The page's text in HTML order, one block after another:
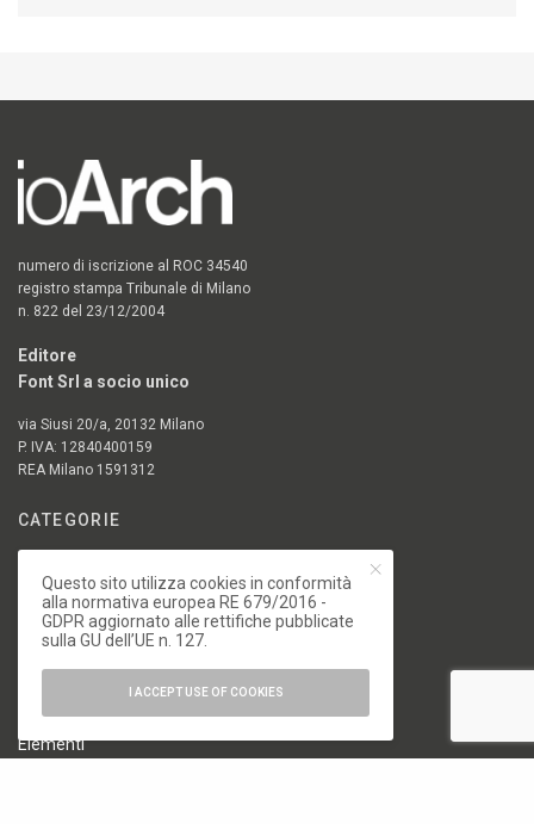
numero di iscrizione al ROC 34540
registro stampa Tribunale di Milano
n. 822 del 23/12/2004
Editore
Font Srl a socio unico
via Siusi 20/a, 20132 Milano
P. IVA: 12840400159
REA Milano 1591312
CATEGORIE
18. Biennale di Architettura di Venezia
19. Biennale di Architettura di Venezia
Architettura
Design
Elementi
Questo sito utilizza cookies in conformità
alla normativa europea RE 679/2016 -
GDPR aggiornato alle rettifiche pubblicate
sulla GU dell’UE n. 127.
I ACCEPT USE OF COOKIES